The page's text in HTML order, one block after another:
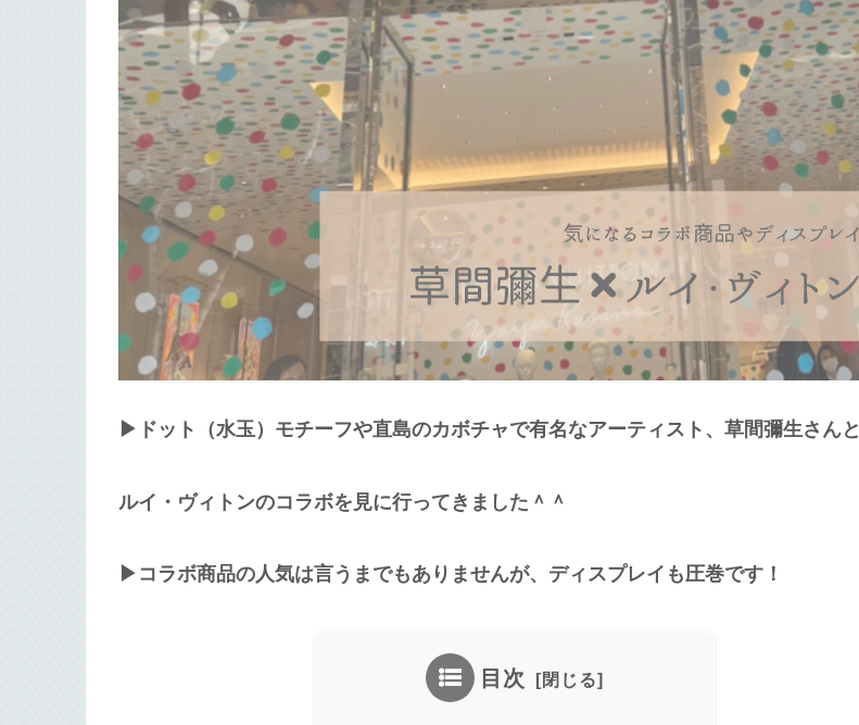
▶︎ドット（水玉）モチーフや直島のカボチャで有名なアーティスト、草間彌生さんと
ルイ・ヴィトンのコラボを見に行ってきました＾＾
▶︎コラボ商品の人気は言うまでもありませんが、ディスプレイも圧巻です！
目次